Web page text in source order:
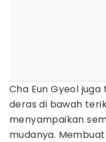
Cha Eun Gyeol
deras di bawah
menyampaikan
mudanya.